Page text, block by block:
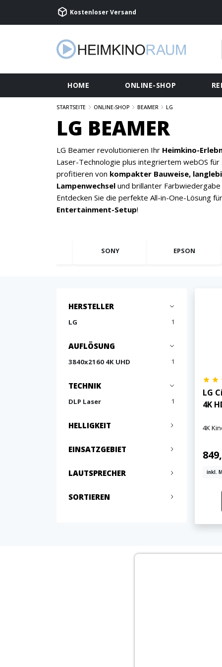
Kostenloser Versand
HOME ONLINE-SHOP
STARTSEITE ONLINE-SHOP BEAMER LG
LG BEAMER
LG Beamer revolutionieren Ihr Heimkino-
Laser-Technologie plus integriertem webOS für
profitieren von kompakter Bauweise,
Lampenwechsel und brillanter
Entdecken Sie die perfekte All-in-One-Lösung
Entertainment-Setup!
SONY EPSON
HERSTELLER
LG 1
AUFLÖSUNG
3840x2160 4K UHD 1
TECHNIK
DLP Laser 1
HELLIGKEIT
EINSATZGEBIET
LAUTSPRECHER
SORTIEREN
LG
4K
4K
inkl.